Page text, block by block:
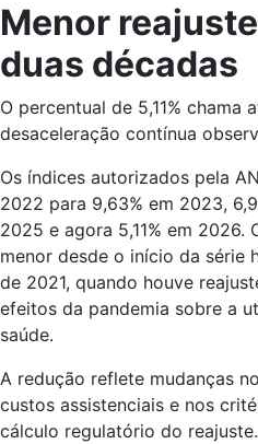
Menor
duas décadas
O percentual de 5,11% chama
desaceleração contínua
Os índices autorizados pela
2022 para 9,63% em 2023,
2025 e agora 5,11% em
menor desde o início da série
de 2021, quando houve
efeitos da pandemia sobre a
saúde.
A redução reflete mudanças
custos assistenciais e nos
cálculo regulatório do reajuste.